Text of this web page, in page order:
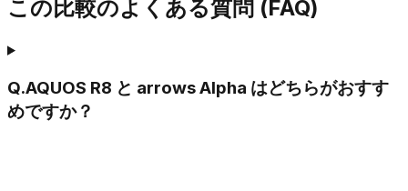
この比較のよくある質問 (FAQ)
Q.AQUOS R8 と arrows Alpha はどちらがおすす
めですか？